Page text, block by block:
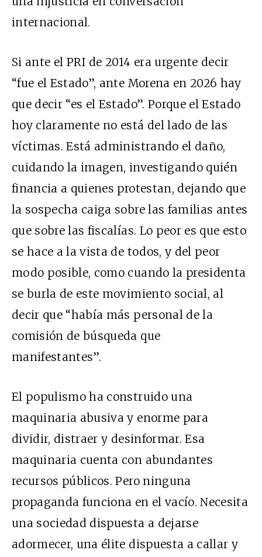
internacional.
Si ante el PRI de 2014 era urgente decir
“fue el Estado”, ante Morena en 2026 hay
que decir “es el Estado”. Porque el Estado
hoy claramente no está del lado de las
víctimas. Está administrando el daño,
cuidando la imagen, investigando quién
financia a quienes protestan, dejando que
la sospecha caiga sobre las familias antes
que sobre las fiscalías. Lo peor es que esto
se hace a la vista de todos, y del peor
modo posible, como cuando la presidenta
se burla de este movimiento social, al
decir que “había más personal de la
comisión de búsqueda que
manifestantes”.
El populismo ha construido una
maquinaria abusiva y enorme para
dividir, distraer y desinformar. Esa
maquinaria cuenta con abundantes
recursos públicos. Pero ninguna
propaganda funciona en el vacío. Necesita
una sociedad dispuesta a dejarse
adormecer, una élite dispuesta a callar y